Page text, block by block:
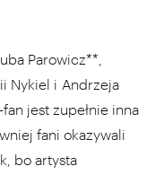
Parowicz**,
Nykiel i Andrzeja
jest zupełnie inna
fani okazywali
bo artysta